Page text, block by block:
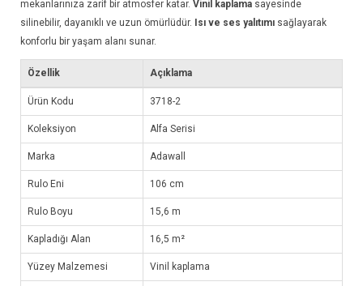
mekanlarınıza zarif bir atmosfer katar. Vinil kaplama sayesinde
silinebilir, dayanıklı ve uzun ömürlüdür. Isı ve ses yalıtımı sağlayarak
konforlu bir yaşam alanı sunar.
Özellik Açıklama
Ürün Kodu 3718-2
Koleksiyon Alfa Serisi
Marka Adawall
Rulo Eni 106 cm
Rulo Boyu 15,6 m
Kapladığı Alan 16,5 m²
Yüzey Malzemesi Vinil kaplama